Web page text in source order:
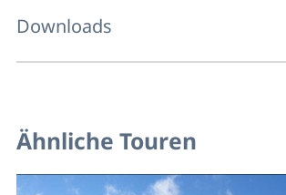
Downloads
Ähnliche Touren